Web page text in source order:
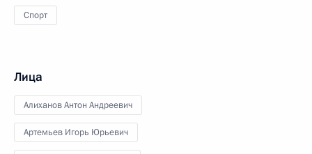
Спорт
Лица
Алиханов Антон Андреевич
Артемьев Игорь Юрьевич